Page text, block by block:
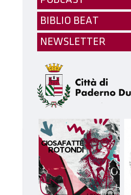
BIBLIO BEAT
NEWSLETTER